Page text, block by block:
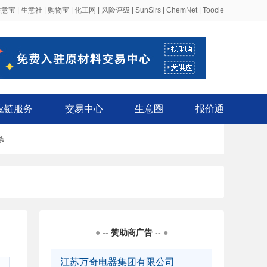
宝 生意社 购物宝 化工网 风险评级 SunSirs ChemNet| Toocle
链服务 交易中心 生意圈 报价通
● -- 赞助商广告 -- ●
江苏万奇电器集团有限公司